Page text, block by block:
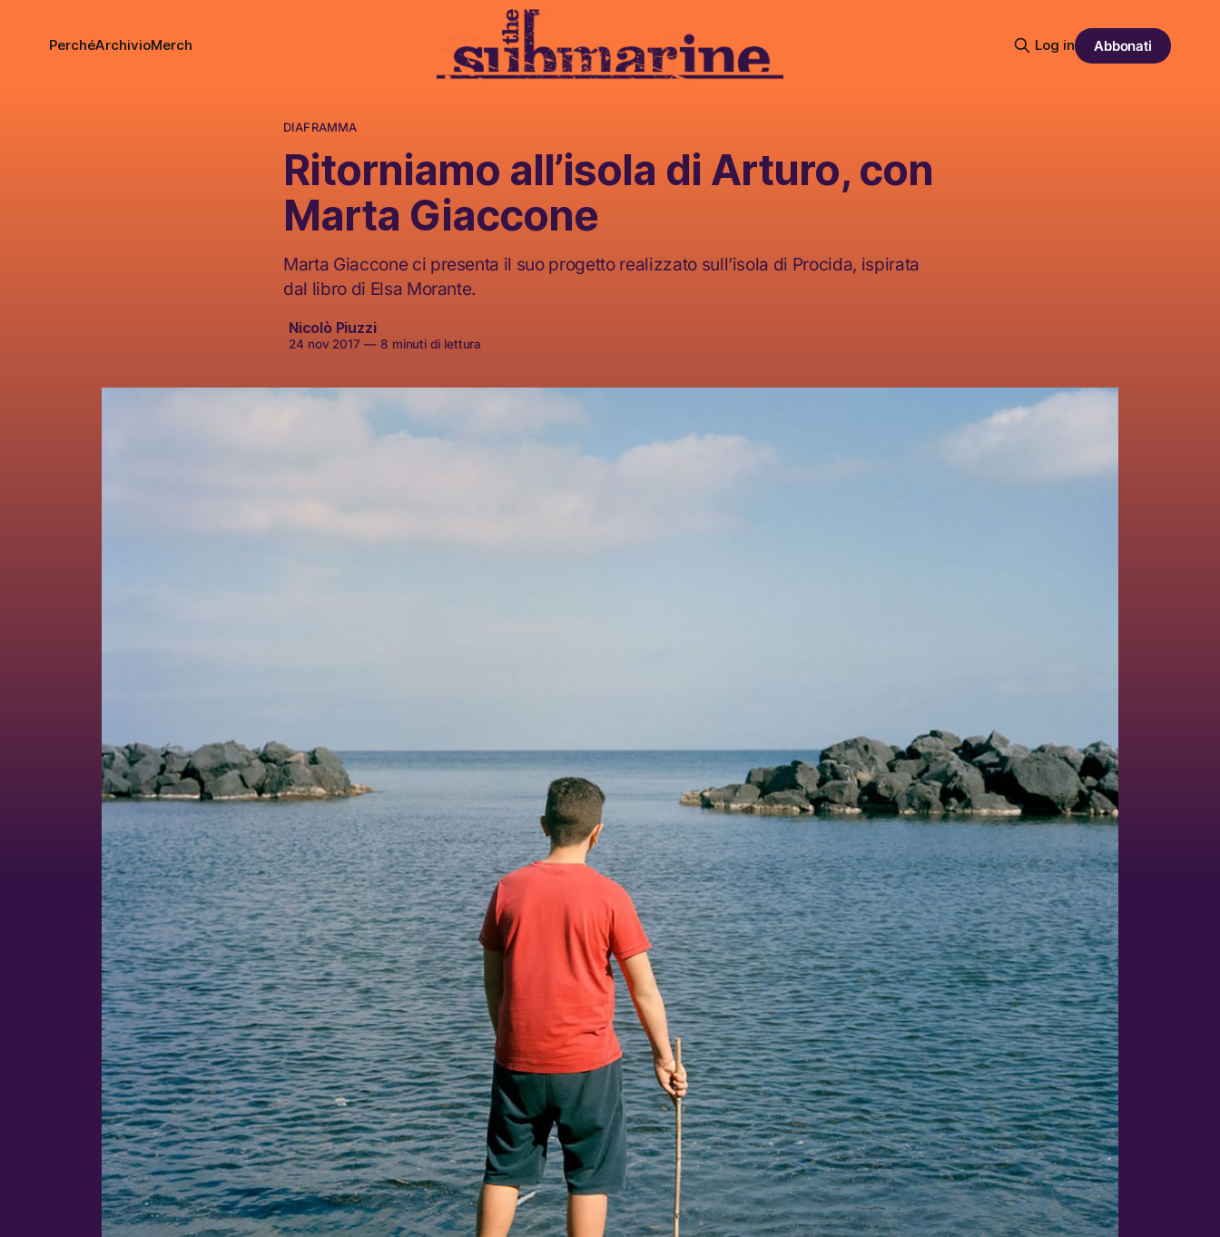
PerchéArchivioMerch Log in Abbonati
DIAFRAMMA
Ritorniamo all’isola di Arturo, con
Marta Giaccone
Marta Giaccone ci presenta il suo progetto realizzato sull’isola di Procida, ispirata
dal libro di Elsa Morante.
Nicolò Piuzzi
24 nov 2017 —8 minuti di lettura